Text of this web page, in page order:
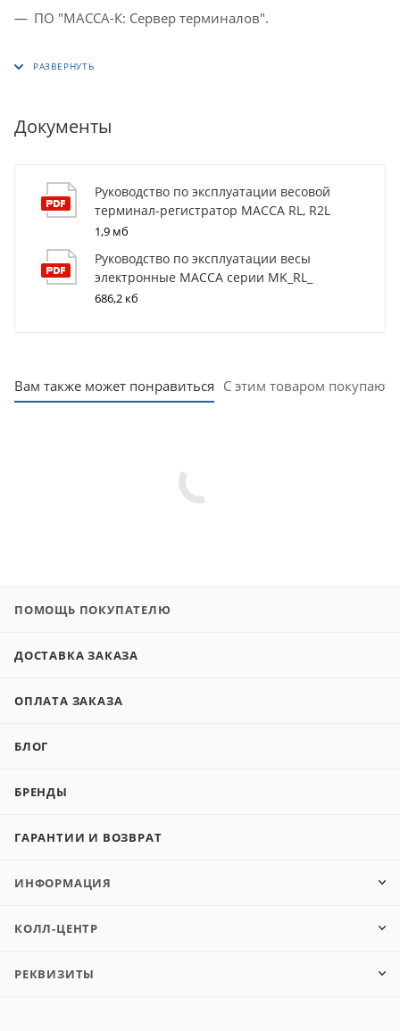
ПО "МАССА-К: Сервер терминалов".
Документы
Руководство по эксплуатации весовой
терминал-регистратор МАССА RL, R2L
1,9 мб
Руководство по эксплуатации весы
электронные МАССА серии MK_RL_
686,2 кб
Вам также может понравиться С этим товаром покупают
ПОМОЩЬ ПОКУПАТЕЛЮ
ДОСТАВКА ЗАКАЗА
ОПЛАТА ЗАКАЗА
БЛОГ
БРЕНДЫ
ГАРАНТИИ И ВОЗВРАТ
ИНФОРМАЦИЯ
КОЛЛ-ЦЕНТР
РЕКВИЗИТЫ